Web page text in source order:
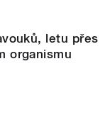
letu přes
organismu